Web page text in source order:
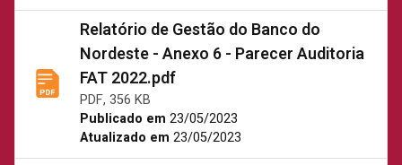
Relatório de Gestão do Banco do
Nordeste - Anexo 6 - Parecer Auditoria
FAT 2022.pdf
PDF, 356 KB
Publicado em 23/05/2023
Atualizado em 23/05/2023